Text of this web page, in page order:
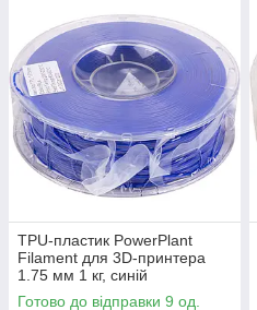
TPU-пластик PowerPlant
Filament для 3D-принтера
1.75 мм 1 кг, синій
Готово до відправки 9 од.